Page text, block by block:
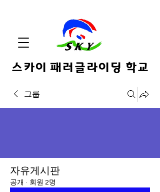
스카이 패러글라이딩 학교
그룹
자유게시판
공개 · 회원 2명